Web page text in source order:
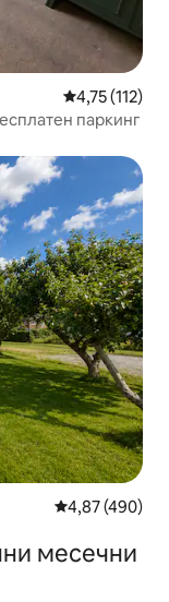
Просечна
4,75 (112)
паркинг
Просечна
4,87 (490)
месечни